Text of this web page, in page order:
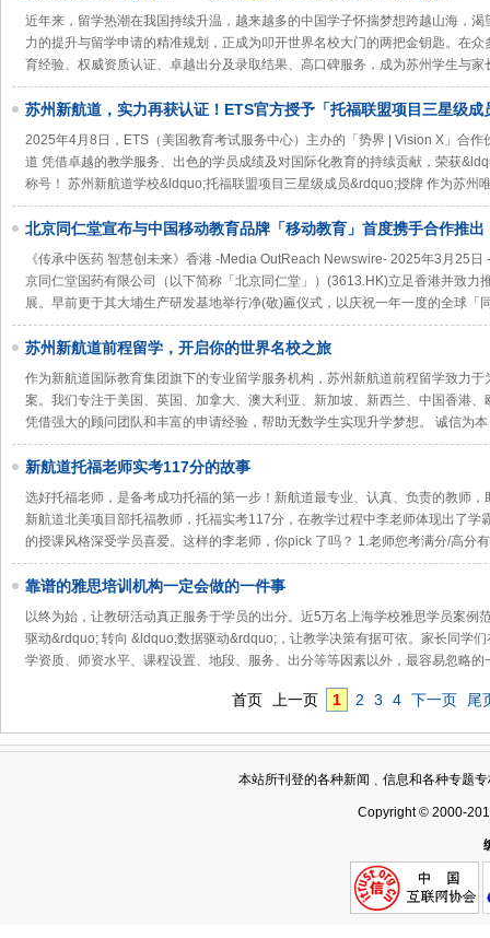
近年来，留学热潮在我国持续升温，越来越多的中国学子怀揣梦想跨越山海，
力的提升与留学申请的精准规划，正成为叩开世界名校大门的两把金钥匙。在
育经验、权威资质认证、卓越出分及录取结果、高口碑服务，成为苏州学生与家
苏州新航道，实力再获认证！ETS官方授予「托福联盟项目三星级成
2025年4月8日，ETS（美国教育考试服务中心）主办的「势界 | Vision X」合
道 凭借卓越的教学服务、出色的学员成绩及对国际化教育的持续贡献，荣获
称号！ 苏州新航道学校&ldquo;托福联盟项目三星级成员&rdquo;授牌 作为苏州
北京同仁堂宣布与中国移动教育品牌「移动教育」首度携手合作推
康学生大使计划」
《传承中医药 智慧创未来》香港 -Media OutReach Newswire- 2025年3月25
京同仁堂国药有限公司（以下简称「北京同仁堂」）(3613.HK)立足香港并致力
展。早前更于其大埔生产研发基地举行净(敬)匾仪式，以庆祝一年一度的全球「
苏州新航道前程留学，开启你的世界名校之旅
作为新航道国际教育集团旗下的专业留学服务机构，苏州新航道前程留学致力
案。我们专注于美国、英国、加拿大、澳大利亚、新加坡、新西兰、中国香港
凭借强大的顾问团队和丰富的申请经验，帮助无数学生实现升学梦想。 诚信为
新航道托福老师实考117分的故事
选好托福老师，是备考成功托福的第一步！新航道最专业、认真、负责的教师
新航道北美项目部托福教师，托福实考117分，在教学过程中李老师体现出了学
的授课风格深受学员喜爱。这样的李老师，你pick 了吗？ 1.老师您考满分/高分
靠谱的雅思培训机构一定会做的一件事
以终为始，让教研活动真正服务于学员的出分。近5万名上海学校雅思学员案例
驱动&rdquo; 转向 &ldquo;数据驱动&rdquo;，让教学决策有据可依。家长同学
学资质、师资水平、课程设置、地段、服务、出分等等因素以外，最容易忽略的
首页 上一页 1 2 3 4 下一页 尾
本站所刊登的各种新闻﹑信息和各种专题
Copyright © 2000-